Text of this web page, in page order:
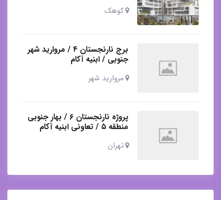
کوهک
برج نارنجستان ۴ / مروارید شهر
جنوبی / ابنیه آکام
مروارید شهر
پروژه نارنجستان ۶ / بهار جنوبی
منطقه ۵ / تعاونی ابنیه آکام
تهران